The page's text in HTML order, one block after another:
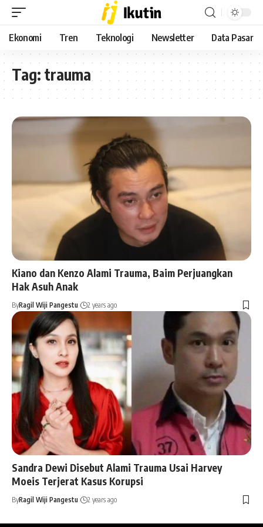
Ekonomi Tren Teknologi Newsletter Data Pasar
Tag: trauma
Kiano dan Kenzo Alami Trauma, Baim Perjuangkan
Hak Asuh Anak
ByRagil Wiji Pangestu 2 years ago
Sandra Dewi Disebut Alami Trauma Usai Harvey
Moeis Terjerat Kasus Korupsi
ByRagil Wiji Pangestu 2 years ago